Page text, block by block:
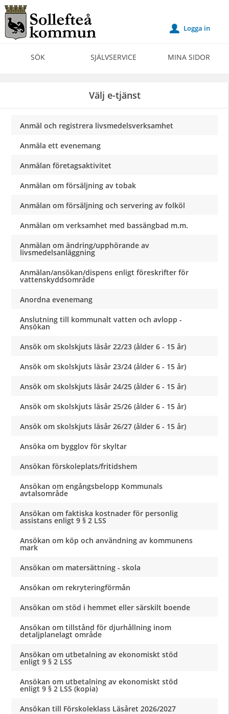
Välkommen
till
Självservice
Sollefteå
SÖK SJÄLVSERVICE MINA SIDOR
u Logga in
Välj e-tjänst
Anmäl och registrera livsmedelsverksamhet
Anmäla ett evenemang
Anmälan företagsaktivitet
Anmälan om försäljning av tobak
Anmälan om försäljning och servering av folköl
Anmälan om verksamhet med bassängbad m.m.
Anmälan om ändring/upphörande av
livsmedelsanläggning
Anmälan/ansökan/dispens enligt föreskrifter för
vattenskyddsområde
Anordna evenemang
Anslutning till kommunalt vatten och avlopp -
Ansökan
Ansök om skolskjuts läsår 22/23 (ålder 6 - 15 år)
Ansök om skolskjuts läsår 23/24 (ålder 6 - 15 år)
Ansök om skolskjuts läsår 24/25 (ålder 6 - 15 år)
Ansök om skolskjuts läsår 25/26 (ålder 6 - 15 år)
Ansök om skolskjuts läsår 26/27 (ålder 6 - 15 år)
Ansöka om bygglov för skyltar
Ansökan förskoleplats/fritidshem
Ansökan om engångsbelopp Kommunals
avtalsområde
Ansökan om faktiska kostnader för personlig
assistans enligt 9 § 2 LSS
Ansökan om köp och användning av kommunens
mark
Ansökan om matersättning - skola
Ansökan om rekryteringförmån
Ansökan om stöd i hemmet eller särskilt boende
Ansökan om tillstånd för djurhållning inom
detaljplanelagt område
Ansökan om utbetalning av ekonomiskt stöd
enligt 9 § 2 LSS
Ansökan om utbetalning av ekonomiskt stöd
enligt 9 § 2 LSS (kopia)
Ansökan till Förskoleklass Läsåret 2026/2027